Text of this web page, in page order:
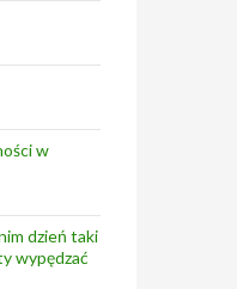
w
dzień taki
wypędzać